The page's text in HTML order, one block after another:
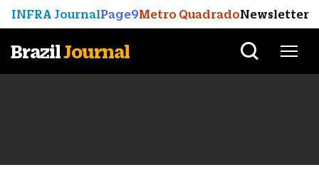
INFRA JournalPage9Metro QuadradoNewsletter
BrazilJournal